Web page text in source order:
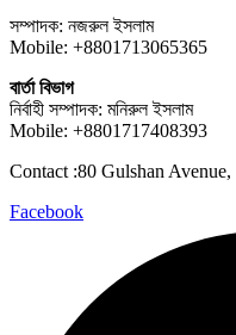
সম্পাদক: নজরুল ইসলাম
Mobile: +8801713065365
বার্তা বিভাগ
নির্বাহী সম্পাদক: মনিরুল ইসলাম
Mobile: +8801717408393
Contact :80 Gulshan
Facebook